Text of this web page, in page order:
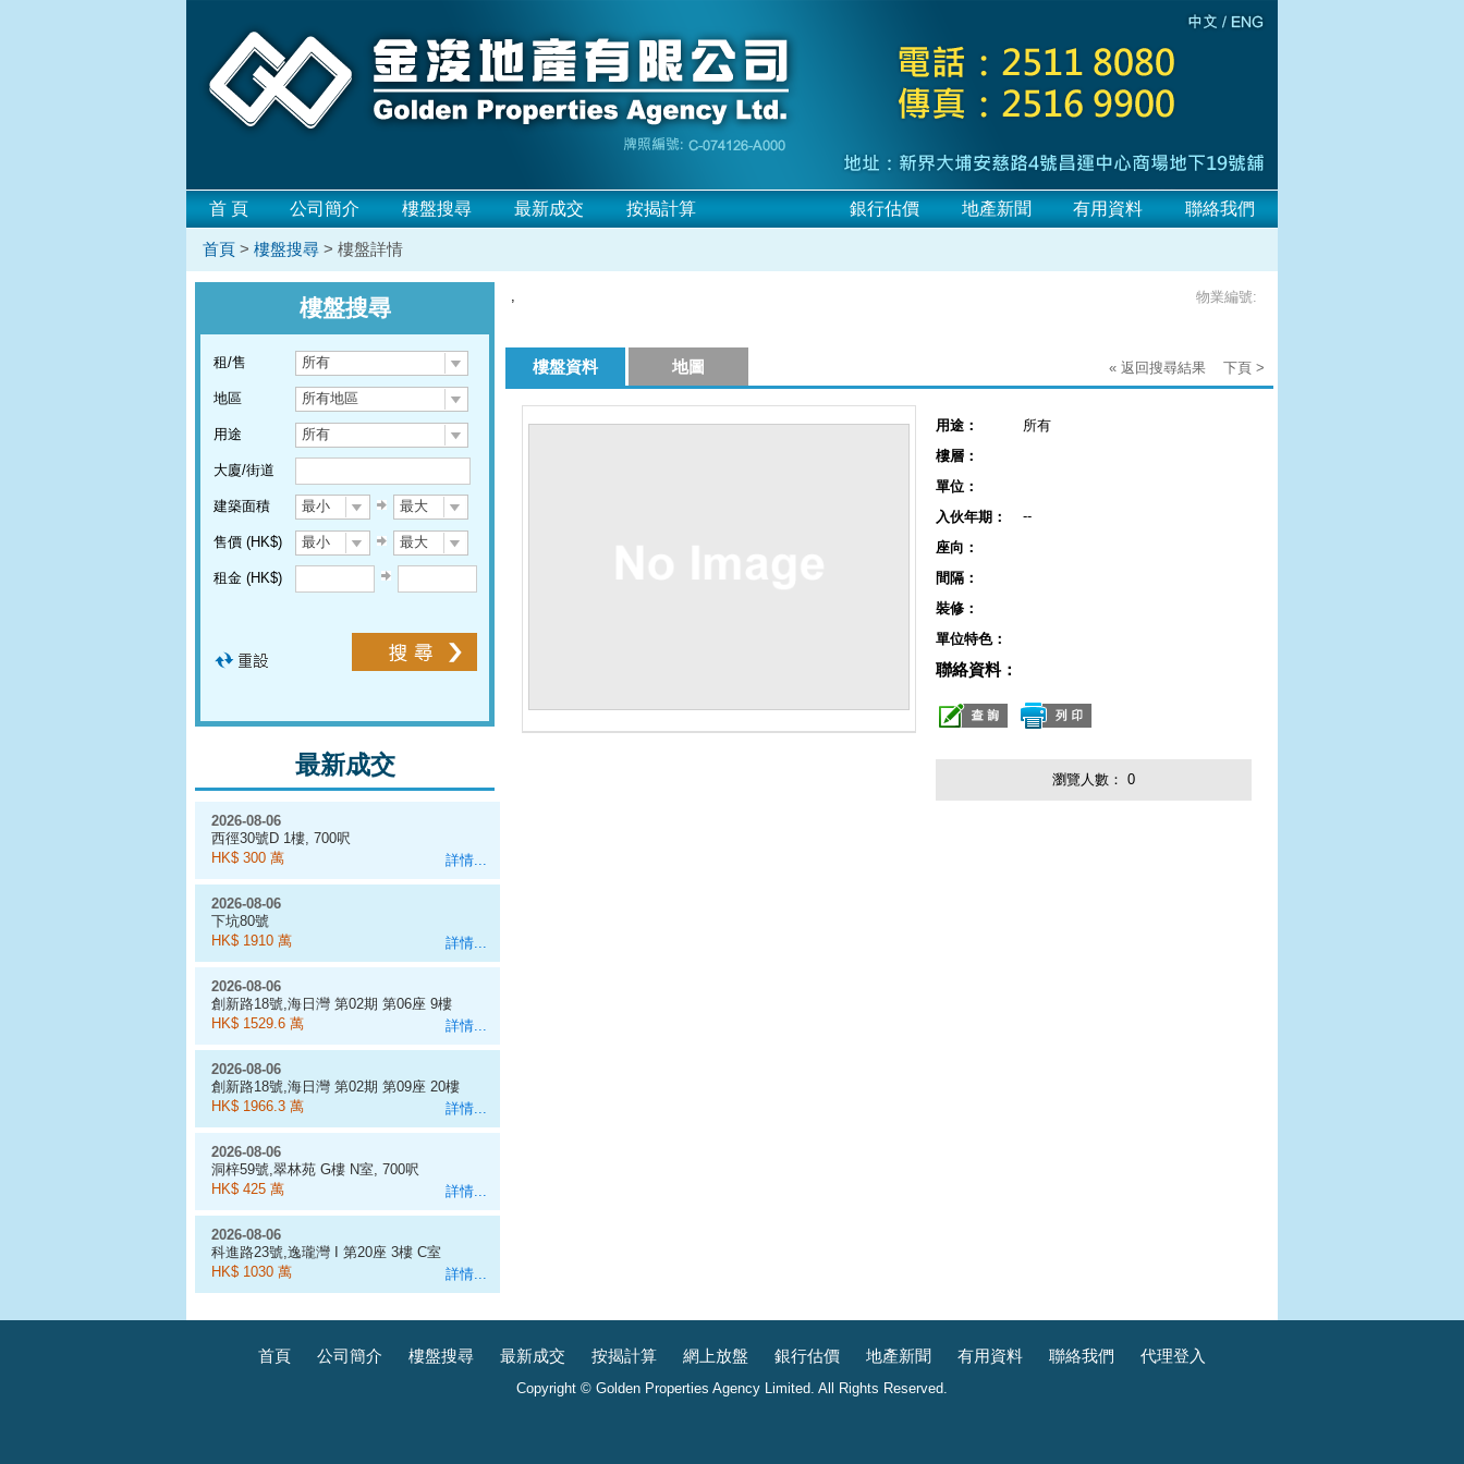
首 頁 公司簡介 樓盤搜尋 最新成交 按揭計算 銀行估價 地產新聞 有用資料 聯絡我們
首頁 > 樓盤搜尋 > 樓盤詳情
樓盤搜尋
租/售 所有
地區 所有地區
用途 所有
大廈/街道
建築面積 最小 最大
售價 (HK$) 最小 最大
租金 (HK$)
最新成交
詳情...
2026-08-06
西徑30號D 1樓, 700呎
HK$ 300 萬
詳情...
2026-08-06
下坑80號
HK$ 1910 萬
詳情...
2026-08-06
創新路18號,海日灣 第02期 第06座 9樓
D室
HK$ 1529.6 萬
詳情...
2026-08-06
創新路18號,海日灣 第02期 第09座 20樓
J室
HK$ 1966.3 萬
詳情...
2026-08-06
洞梓59號,翠林苑 G樓 N室, 700呎
HK$ 425 萬
詳情...
2026-08-06
科進路23號,逸瓏灣 I 第20座 3樓 C室
HK$ 1030 萬
, 物業編號:
樓盤資料 地圖 « 返回搜尋結果 下頁 >
用途：
所有
樓層：
單位：
入伙年期：
--
座向：
間隔：
裝修：
單位特色：
聯絡資料：
瀏覽人數： 0
首頁 公司簡介 樓盤搜尋 最新成交 按揭計算 網上放盤 銀行估價 地產新聞 有用資料 聯絡我們 代理登入
Copyright © Golden Properties Agency Limited. All Rights Reserved.